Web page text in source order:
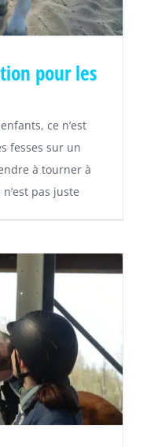
pour les
ce n’est
fesses sur un
à tourner à
pas juste